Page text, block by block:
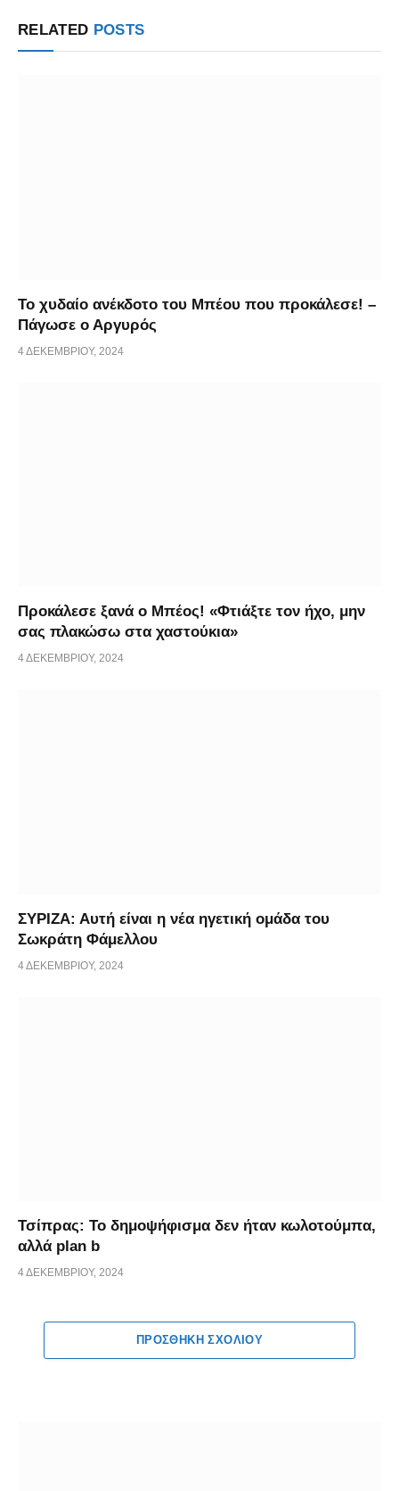
RELATED POSTS
Το χυδαίο ανέκδοτο του Μπέου που προκάλεσε! –
Πάγωσε ο Αργυρός
4 ΔΕΚΕΜΒΡΊΟΥ, 2024
Προκάλεσε ξανά ο Μπέος! «Φτιάξτε τον ήχο, μην
σας πλακώσω στα χαστούκια»
4 ΔΕΚΕΜΒΡΊΟΥ, 2024
ΣΥΡΙΖΑ: Αυτή είναι η νέα ηγετική ομάδα του
Σωκράτη Φάμελλου
4 ΔΕΚΕΜΒΡΊΟΥ, 2024
Τσίπρας: Το δημοψήφισμα δεν ήταν κωλοτούμπα,
αλλά plan b
4 ΔΕΚΕΜΒΡΊΟΥ, 2024
ΠΡΟΣΘΉΚΗ ΣΧΟΛΊΟΥ